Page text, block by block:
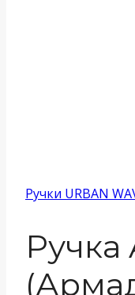
Ручки URBAN